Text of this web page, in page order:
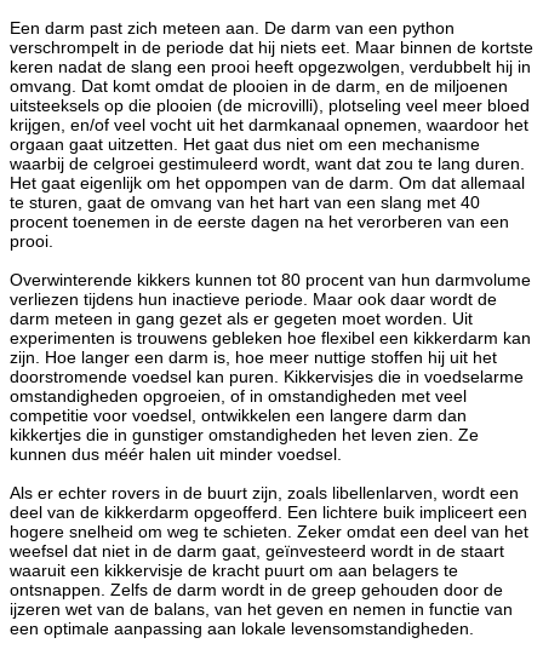
Een darm past zich meteen aan. De darm van een python
verschrompelt in de periode dat hij niets eet. Maar binnen de kortste
keren nadat de slang een prooi heeft opgezwolgen, verdubbelt hij in
omvang. Dat komt omdat de plooien in de darm, en de miljoenen
uitsteeksels op die plooien (de microvilli), plotseling veel meer bloed
krijgen, en/of veel vocht uit het darmkanaal opnemen, waardoor het
orgaan gaat uitzetten. Het gaat dus niet om een mechanisme
waarbij de celgroei gestimuleerd wordt, want dat zou te lang duren.
Het gaat eigenlijk om het oppompen van de darm. Om dat allemaal
te sturen, gaat de omvang van het hart van een slang met 40
procent toenemen in de eerste dagen na het verorberen van een
prooi.
Overwinterende kikkers kunnen tot 80 procent van hun darmvolume
verliezen tijdens hun inactieve periode. Maar ook daar wordt de
darm meteen in gang gezet als er gegeten moet worden. Uit
experimenten is trouwens gebleken hoe flexibel een kikkerdarm kan
zijn. Hoe langer een darm is, hoe meer nuttige stoffen hij uit het
doorstromende voedsel kan puren. Kikkervisjes die in voedselarme
omstandigheden opgroeien, of in omstandigheden met veel
competitie voor voedsel, ontwikkelen een langere darm dan
kikkertjes die in gunstiger omstandigheden het leven zien. Ze
kunnen dus méér halen uit minder voedsel.
Als er echter rovers in de buurt zijn, zoals libellenlarven, wordt een
deel van de kikkerdarm opgeofferd. Een lichtere buik impliceert een
hogere snelheid om weg te schieten. Zeker omdat een deel van het
weefsel dat niet in de darm gaat, geïnvesteerd wordt in de staart
waaruit een kikkervisje de kracht puurt om aan belagers te
ontsnappen. Zelfs de darm wordt in de greep gehouden door de
ijzeren wet van de balans, van het geven en nemen in functie van
een optimale aanpassing aan lokale levensomstandigheden.